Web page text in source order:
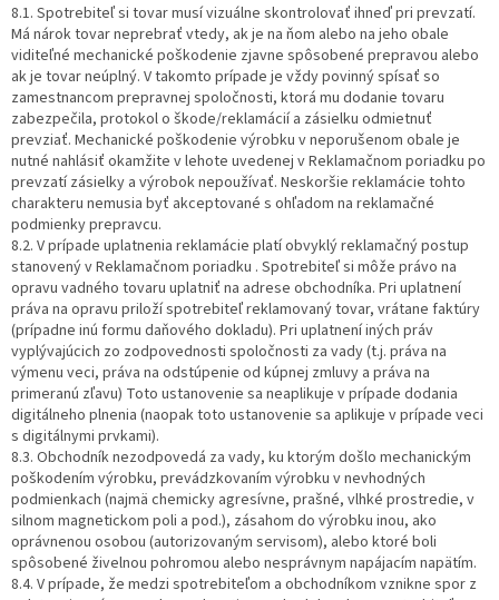
8.1. Spotrebiteľ si tovar musí vizuálne skontrolovať ihneď pri prevzatí.
Má nárok tovar neprebrať vtedy, ak je na ňom alebo na jeho obale
viditeľné mechanické poškodenie zjavne spôsobené prepravou alebo
ak je tovar neúplný. V takomto prípade je vždy povinný spísať so
zamestnancom prepravnej spoločnosti, ktorá mu dodanie tovaru
zabezpečila, protokol o škode/reklamácií a zásielku odmietnuť
prevziať. Mechanické poškodenie výrobku v neporušenom obale je
nutné nahlásiť okamžite v lehote uvedenej v Reklamačnom poriadku po
prevzatí zásielky a výrobok nepoužívať. Neskoršie reklamácie tohto
charakteru nemusia byť akceptované s ohľadom na reklamačné
podmienky prepravcu.
8.2. V prípade uplatnenia reklamácie platí obvyklý reklamačný postup
stanovený v Reklamačnom poriadku . Spotrebiteľ si môže právo na
opravu vadného tovaru uplatniť na adrese obchodníka. Pri uplatnení
práva na opravu priloží spotrebiteľ reklamovaný tovar, vrátane faktúry
(prípadne inú formu daňového dokladu). Pri uplatnení iných práv
vyplývajúcich zo zodpovednosti spoločnosti za vady (t.j. práva na
výmenu veci, práva na odstúpenie od kúpnej zmluvy a práva na
primeranú zľavu) Toto ustanovenie sa neaplikuje v prípade dodania
digitálneho plnenia (naopak toto ustanovenie sa aplikuje v prípade veci
s digitálnymi prvkami).
8.3. Obchodník nezodpovedá za vady, ku ktorým došlo mechanickým
poškodením výrobku, prevádzkovaním výrobku v nevhodných
podmienkach (najmä chemicky agresívne, prašné, vlhké prostredie, v
silnom magnetickom poli a pod.), zásahom do výrobku inou, ako
oprávnenou osobou (autorizovaným servisom), alebo ktoré boli
spôsobené živelnou pohromou alebo nesprávnym napájacím napätím.
8.4. V prípade, že medzi spotrebiteľom a obchodníkom vznikne spor z